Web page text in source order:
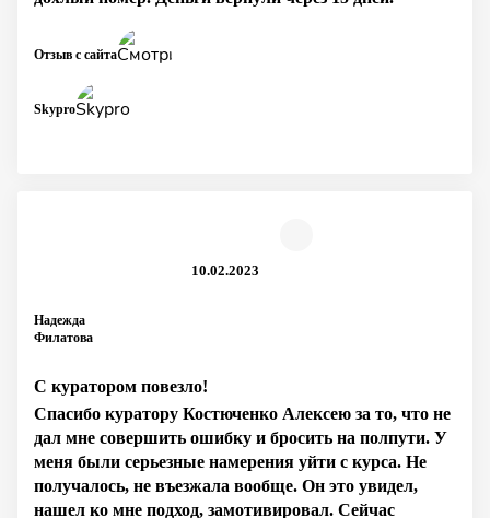
Skypro
Отзыв с сайта
Надежда
Филатова
10.02.2023
С куратором повезло!
Спасибо куратору Костюченко Алексею за то, что не
дал мне совершить ошибку и бросить на полпути. У
меня были серьезные намерения уйти с курса. Не
получалось, не въезжала вообще. Он это увидел,
нашел ко мне подход, замотивировал. Сейчас